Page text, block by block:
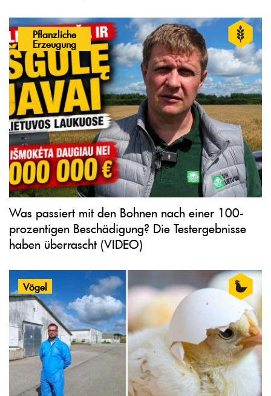
Pflanzliche
Erzeugung
Was passiert mit den Bohnen nach einer 100-
prozentigen Beschädigung? Die Testergebnisse
haben überrascht (VIDEO)
Vögel